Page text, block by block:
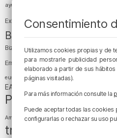
ayuntamiento de Bilbao
Exhibition Center) Bilbao
Bizkaia y sus comarcas
Bizkaia
Deusto Diócesis de Bilbao
Ernesto Valverde Ertzaintza
euskera fiestas fútbol
EA Sports
Política
Arriaga tiempotiempo
tráfico en Bizkaia
Consentimiento
Utilizamos cookies propias y de
para mostrarle publicidad
elaborado a partir de sus
páginas visitadas).
Para más información consulte la
Puede aceptar todas las cookies
configurarlas o rechazar su uso